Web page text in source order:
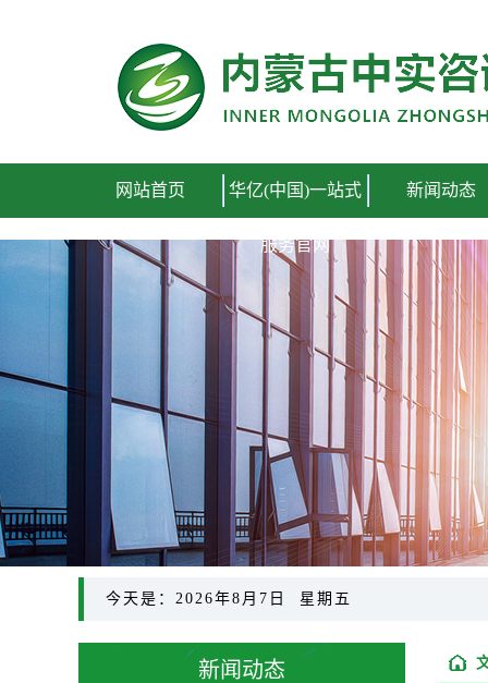
网站首页 华亿(中国)一站式
服务官网
新闻动态
今天是：2026年8月7日 星期五
新闻动态